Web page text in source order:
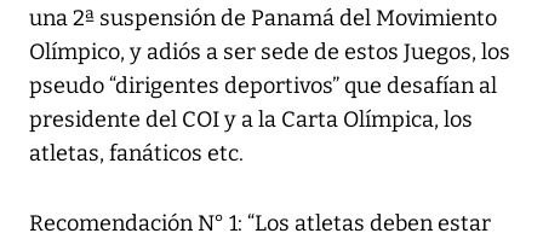
una 2ª suspensión de Panamá del Movimiento
Olímpico, y adiós a ser sede de estos Juegos, los
pseudo “dirigentes deportivos” que desafían al
presidente del COI y a la Carta Olímpica, los
atletas, fanáticos etc.
Recomendación N° 1: “Los atletas deben estar